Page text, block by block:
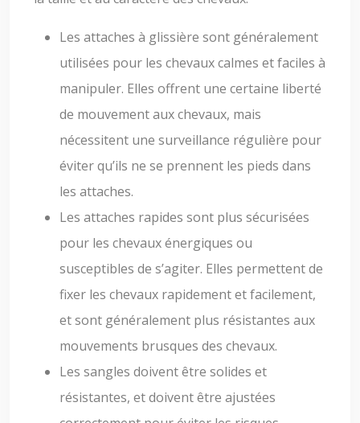
Les attaches à glissière sont généralement
utilisées pour les chevaux calmes et faciles à
manipuler. Elles offrent une certaine liberté
de mouvement aux chevaux, mais
nécessitent une surveillance régulière pour
éviter qu’ils ne se prennent les pieds dans
les attaches.
Les attaches rapides sont plus sécurisées
pour les chevaux énergiques ou
susceptibles de s’agiter. Elles permettent de
fixer les chevaux rapidement et facilement,
et sont généralement plus résistantes aux
mouvements brusques des chevaux.
Les sangles doivent être solides et
résistantes, et doivent être ajustées